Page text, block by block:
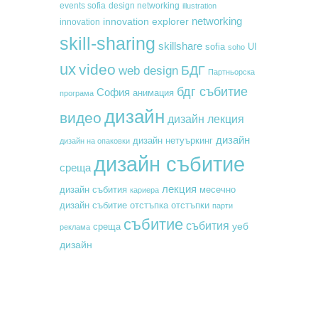
events sofia design networking illustration
innovation innovation explorer networking
skill-sharing skillshare sofia soho UI
uxvideo web design БДГ Партньорска
програма София анимация бдг събитие
видео дизайн дизайн лекция
дизайн на опаковки дизайн нетуъркинг дизайн
среща дизайн събитие
дизайн събития кариера лекция месечно
дизайн събитие отстъпка отстъпки парти
реклама среща събитие събития уеб
дизайн